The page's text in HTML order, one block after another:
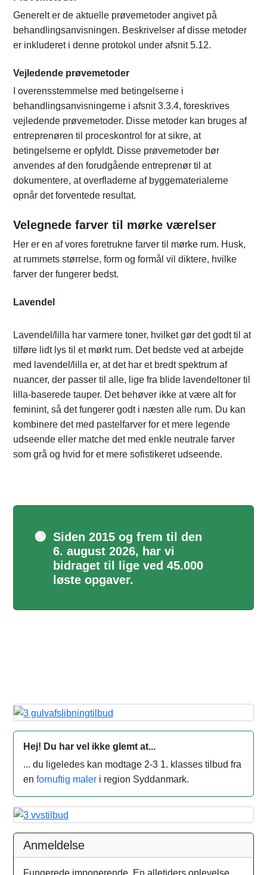
Generelt er de aktuelle prøvemetoder angivet på
behandlingsanvisningen. Beskrivelser af disse metoder
er inkluderet i denne protokol under afsnit 5.12.
Vejledende prøvemetoder
I overensstemmelse med betingelserne i
behandlingsanvisningerne i afsnit 3.3.4, foreskrives
vejledende prøvemetoder. Disse metoder kan bruges af
entreprenøren til proceskontrol for at sikre, at
betingelserne er opfyldt. Disse prøvemetoder bør
anvendes af den forudgående entreprenør til at
dokumentere, at overfladerne af byggematerialerne
opnår det forventede resultat.
Velegnede farver til mørke værelser
Her er en af vores foretrukne farver til mørke rum. Husk,
at rummets størrelse, form og formål vil diktere, hvilke
farver der fungerer bedst.
Lavendel
Lavendel/lilla har varmere toner, hvilket gør det godt til at
tilføre lidt lys til et mørkt rum. Det bedste ved at arbejde
med lavendel/lilla er, at det har et bredt spektrum af
nuancer, der passer til alle, lige fra blide lavendeltoner til
lilla-baserede tauper. Det behøver ikke at være alt for
feminint, så det fungerer godt i næsten alle rum. Du kan
kombinere det med pastelfarver for et mere legende
udseende eller matche det med enkle neutrale farver
som grå og hvid for et mere sofistikeret udseende.
🟢 Siden 2015 og frem til den
6. august 2026, har vi
bidraget til lige ved 45.000
løste opgaver.
Hej! Du har vel ikke glemt at...
... du ligeledes kan modtage 2-3 1. klasses tilbud fra
en fornuftig maler i region Syddanmark.
Anmeldelse
Fungerede imponerende. En alletiders oplevelse.